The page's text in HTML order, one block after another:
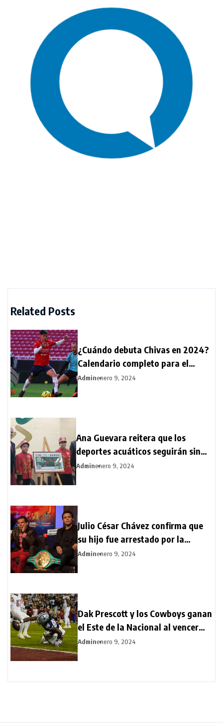
Related Posts
¿Cuándo debuta Chivas en 2024?
Calendario completo para el
rebaño sagrado
Adminenero 9, 2024
Ana Guevara reitera que los
deportes acuáticos seguirán sin
becas: “Hay intereses detrás de la
Federación”
Adminenero 9, 2024
Julio César Chávez confirma que
su hijo fue arrestado por la
posesión ilegal de un rifle
Adminenero 9, 2024
Dak Prescott y los Cowboys ganan
el Este de la Nacional al vencer
38-10 a Commanders
Adminenero 9, 2024